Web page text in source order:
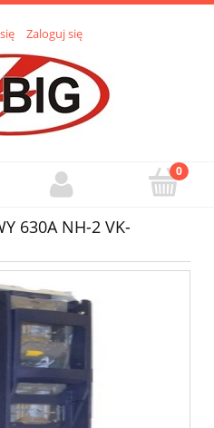
Zaloguj się
630A NH-2 VK-